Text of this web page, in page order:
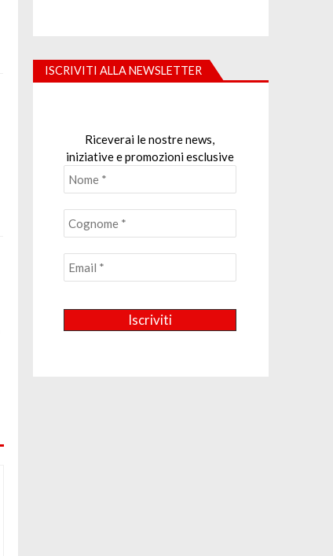
ISCRIVITI ALLA NEWSLETTER
Riceverai le nostre news,
iniziative e promozioni esclusive